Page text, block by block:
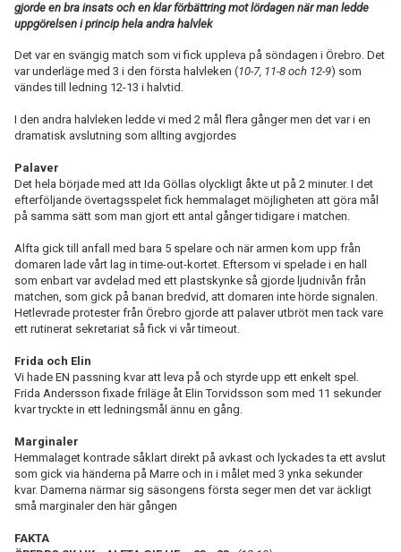
gjorde en bra insats och en klar förbättring mot lördagen när man ledde
uppgörelsen i princip hela andra halvlek
Det var en svängig match som vi fick uppleva på söndagen i Örebro. Det
var underläge med 3 i den första halvleken (10-7, 11-8 och 12-9) som
vändes till ledning 12-13 i halvtid.
I den andra halvleken ledde vi med 2 mål flera gånger men det var i en
dramatisk avslutning som allting avgjordes
Palaver
Det hela började med att Ida Göllas olyckligt åkte ut på 2 minuter. I det
efterföljande övertagsspelet fick hemmalaget möjligheten att göra mål
på samma sätt som man gjort ett antal gånger tidigare i matchen.
Alfta gick till anfall med bara 5 spelare och när armen kom upp från
domaren lade vårt lag in time-out-kortet. Eftersom vi spelade i en hall
som enbart var avdelad med ett plastskynke så gjorde ljudnivån från
matchen, som gick på banan bredvid, att domaren inte hörde signalen.
Hetlevrade protester från Örebro gjorde att palaver utbröt men tack vare
ett rutinerat sekretariat så fick vi vår timeout.
Frida och Elin
Vi hade EN passning kvar att leva på och styrde upp ett enkelt spel.
Frida Andersson fixade friläge åt Elin Torvidsson som med 11 sekunder
kvar tryckte in ett ledningsmål ännu en gång.
Marginaler
Hemmalaget kontrade såklart direkt på avkast och lyckades ta ett avslut
som gick via händerna på Marre och in i målet med 3 ynka sekunder
kvar. Damerna närmar sig säsongens första seger men det var äckligt
små marginaler den här gången
FAKTA